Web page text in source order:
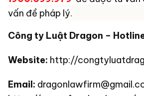
vấn đề pháp lý.
Công ty Luật Dragon –
Website: http://
Email: